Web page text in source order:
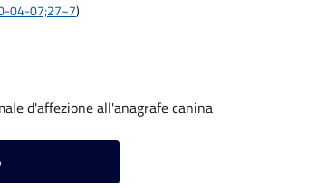
04-07;27~7)
d'affezione all'anagrafe canina